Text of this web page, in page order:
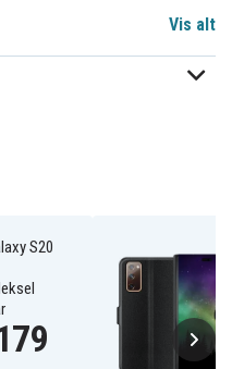
magnetlås, og har en
Den svartkledde
lommebok og
å holde orden på
for kameraet.
FE lommebokdeksel.
Vis alt
S20